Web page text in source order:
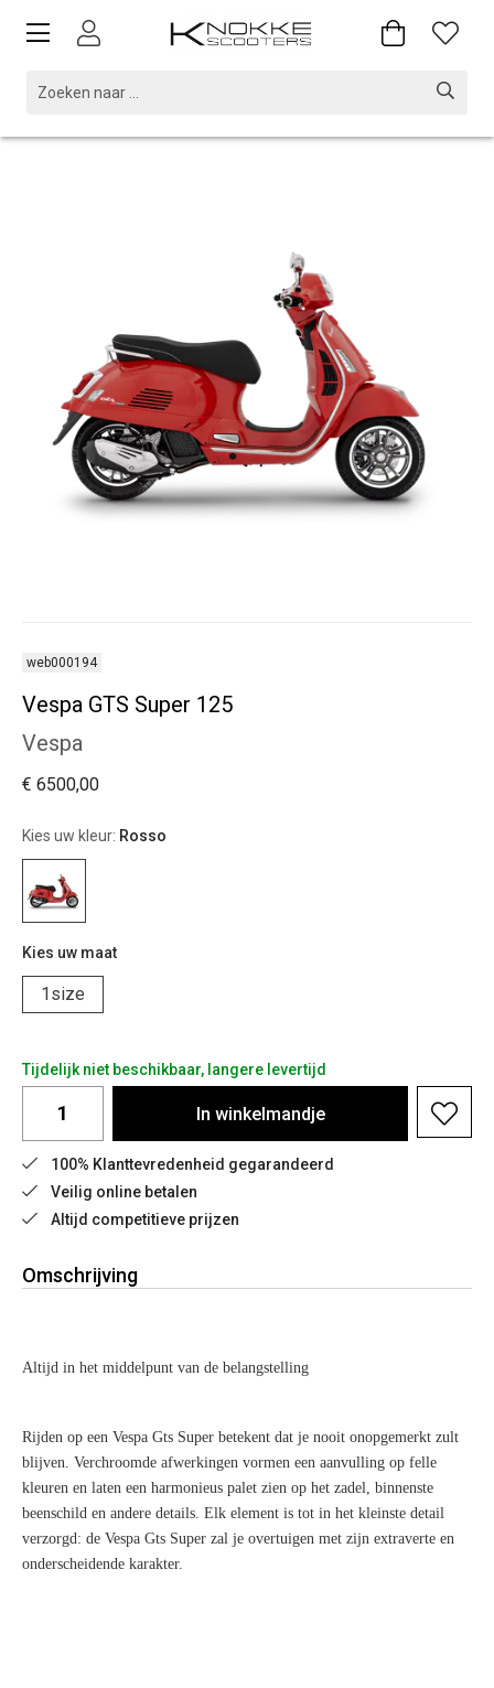
web000194
Vespa GTS Super 125
Vespa
€ 6500,00
Kies uw kleur: Rosso
Kies uw maat
1size
Tijdelijk niet beschikbaar, langere levertijd
In winkelmandje
100% Klanttevredenheid gegarandeerd
Veilig online betalen
Altijd competitieve prijzen
Omschrijving
Altijd in het middelpunt van de belangstelling
Rijden op een Vespa Gts Super betekent dat je nooit onopgemerkt zult
blijven. Verchroomde afwerkingen vormen een aanvulling op felle
kleuren en laten een harmonieus palet zien op het zadel, binnenste
beenschild en andere details. Elk element is tot in het kleinste detail
verzorgd: de Vespa Gts Super zal je overtuigen met zijn extraverte en
onderscheidende karakter.